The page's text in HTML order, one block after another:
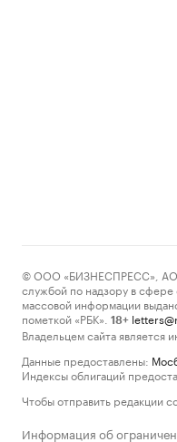
© ООО «БИЗНЕСПРЕСС», АО
службой по надзору в
массовой информации
пометкой «РБК».
18+
Владельцем сайта является
Данные предоставлены:
Индексы облигаций
Чтобы отправить редакции
Информация об